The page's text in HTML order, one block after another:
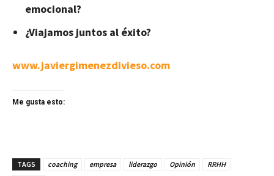
emocional?
¿Viajamos juntos al éxito?
www.javiergimenezdivieso.com
Me gusta esto:
TAGS coaching empresa liderazgo Opinión
RRHH